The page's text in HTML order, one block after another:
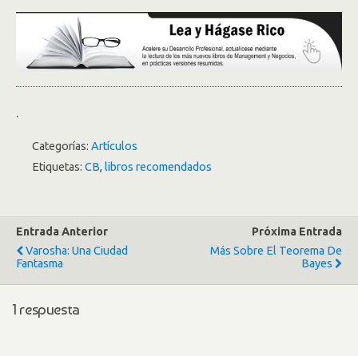
.
Categorías: Artículos
Etiquetas: CB, libros recomendados
Entrada Anterior
Varosha: Una Ciudad
Fantasma
Próxima Entrada
Más Sobre El Teorema De
Bayes
1 respuesta